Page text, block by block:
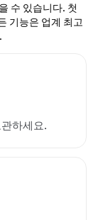
수 있습니다. 첫
기능은 업계 최고
하세요.